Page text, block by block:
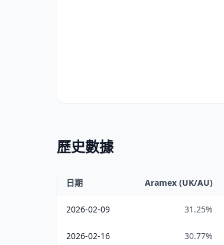
歷史數據
日期 Aramex (UK/AU)
2026-02-09 31.25%
2026-02-16 30.77%